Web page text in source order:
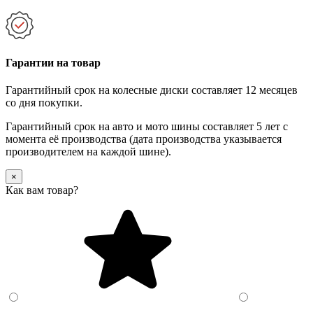
Гарантии на товар
Гарантийный срок на колесные диски составляет 12 месяцев
со дня покупки.
Гарантийный срок на авто и мото шины составляет 5 лет с
момента её производства (дата производства указывается
производителем на каждой шине).
×
Как вам товар?